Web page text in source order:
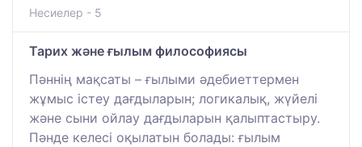
Несиелер - 5
Тарих және ғылым философиясы
Пәннің мақсаты – ғылыми әдебиеттермен
жұмыс істеу дағдыларын; логикалық, жүйелі
және сыни ойлау дағдыларын қалыптастыру.
Пәнде келесі оқылатын болады: ғылым